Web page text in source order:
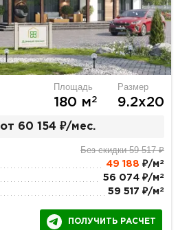
Площадь
180 м2
Размер
9.2х20
от 60 154 ₽/мес.
Без скидки 59 517 ₽
49 188 ₽/м 2
56 074 ₽/м 2
59 517 ₽/м 2
ПОЛУЧИТЬ РАСЧЕТ